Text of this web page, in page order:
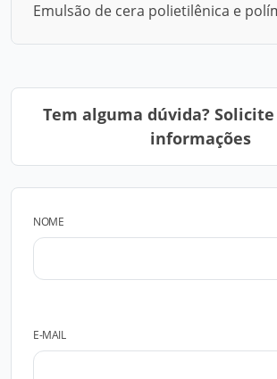
Emulsão de cera polietilênica e
Tem alguma dúvida?
informações
NOME
E-MAIL